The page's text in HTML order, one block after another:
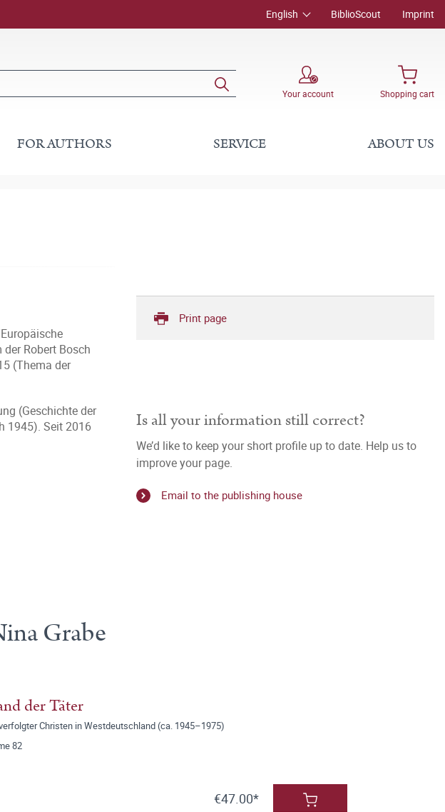
English BiblioScout Imprint
Your account Shopping cart
FOR AUTHORS SERVICE ABOUT US
Robert Bosch
(Thema der
(Geschichte der
1945). Seit 2016
Print page
Is all your information still correct?
We’d like to keep your short profile up to date. Help us to
improve your page.
Email to the publishing house
Grabe
der Täter
Christen in Westdeutschland (ca. 1945–1975)
82
€47.00*